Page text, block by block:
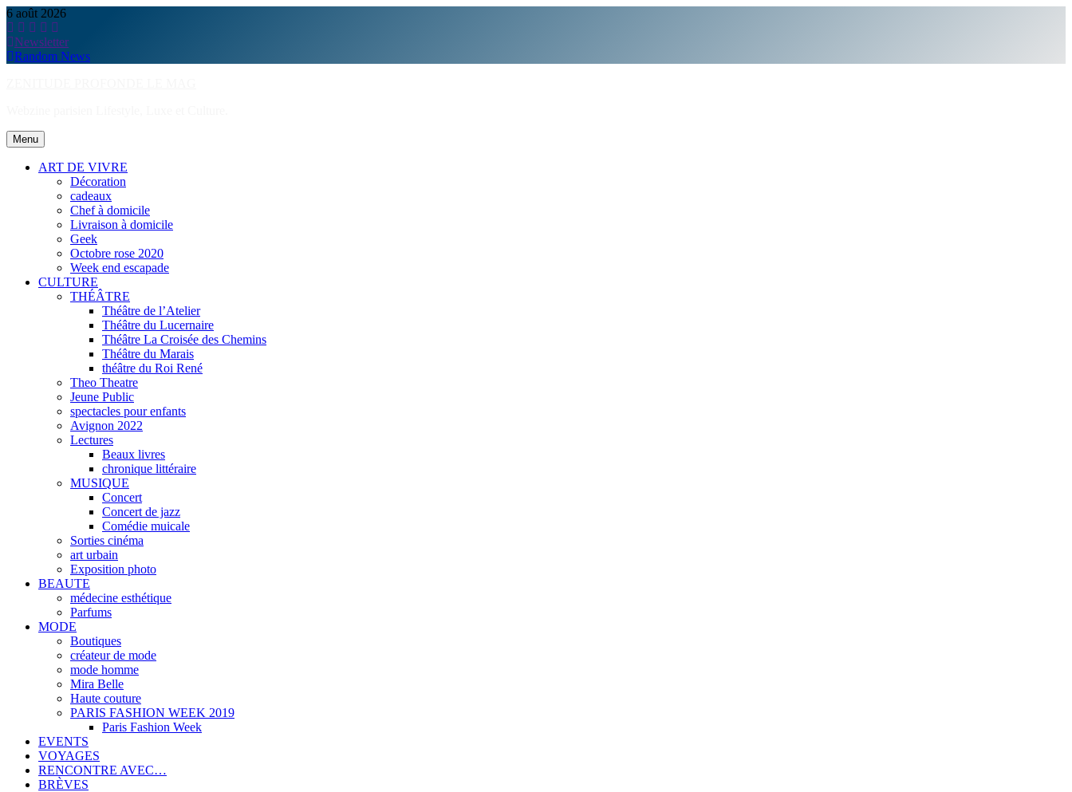
Skip
to
content
6 août 2026
Newsletter
Random News
Menu
ART DE VIVRE
Décoration
cadeaux
Chef à domicile
Livraison à domicile
Geek
Octobre rose 2020
Week end escapade
CULTURE
THÉÂTRE
Théâtre de l’Atelier
Théâtre du Lucernaire
Théâtre La Croisée des Chemins
Théâtre du Marais
théâtre du Roi René
Theo Theatre
Jeune Public
spectacles pour enfants
Avignon 2022
Lectures
Beaux livres
chronique littéraire
MUSIQUE
Concert
Concert de jazz
Comédie muicale
Sorties cinéma
art urbain
Exposition photo
BEAUTE
médecine esthétique
Parfums
MODE
Boutiques
créateur de mode
mode homme
Mira Belle
Haute couture
PARIS FASHION WEEK 2019
Paris Fashion Week
EVENTS
VOYAGES
RENCONTRE AVEC…
BRÈVES